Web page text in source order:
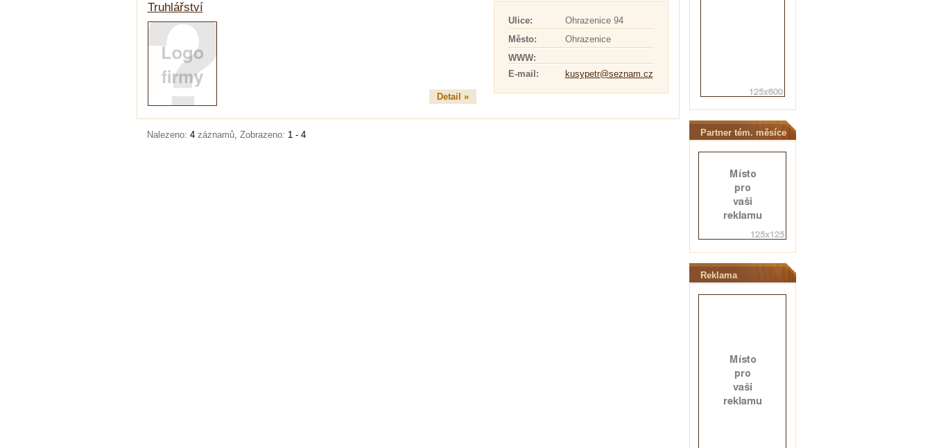
Truhlářství
Ulice:
Ohrazenice 94
Město:
Ohrazenice
WWW:
E-mail:
kusypetr@seznam.cz
Detail »
Nalezeno: 4 záznamů, Zobrazeno: 1 - 4 Partner tém. měsíce
Reklama